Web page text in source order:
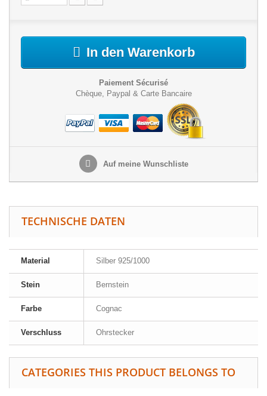
In den Warenkorb
Paiement Sécurisé
Chèque, Paypal & Carte Bancaire
Auf meine Wunschliste
TECHNISCHE DATEN
Material Silber 925/1000
Stein Bernstein
Farbe Cognac
Verschluss Ohrstecker
CATEGORIES THIS PRODUCT BELONGS TO